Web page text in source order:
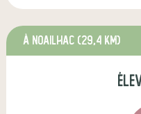
à Noailhac (29,4 km)